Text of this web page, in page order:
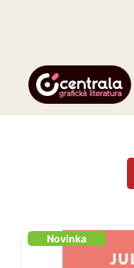
Novinka